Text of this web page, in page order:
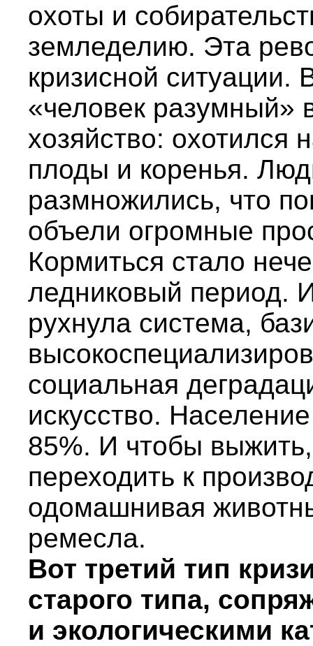
охоты и
земледелию. Эта
кризисной ситуации.
«человек разумный»
хозяйство: охотился
плоды и коренья.
размножились, что
объели огромные
Кормиться стало
ледниковый период.
рухнула система,
социальная
искусство.
85%. И чтобы
переходить к
одомашнивая
ремесла.
Вот третий тип
старого типа,
и экологическими